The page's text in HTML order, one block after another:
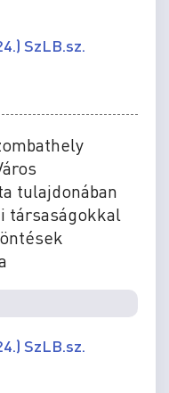
SzLB.sz.
tulajdonában
társaságokkal
SzLB.sz.